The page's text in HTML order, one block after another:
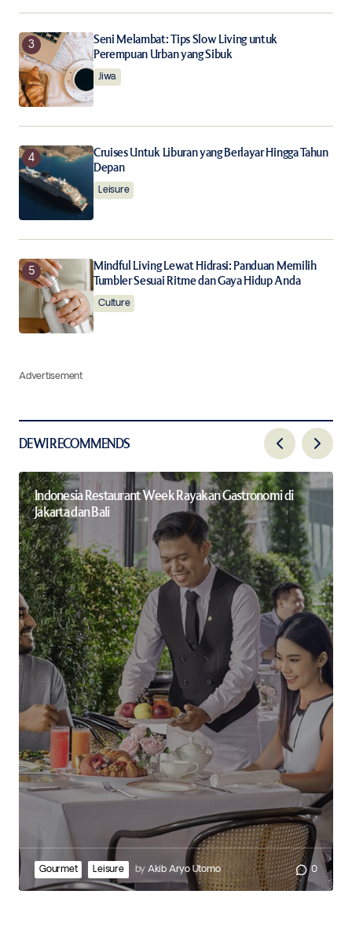
Seni Melambat: Tips Slow Living untuk
Perempuan Urban yang Sibuk
Jiwa
Cruises Untuk Liburan yang Berlayar Hingga Tahun
Depan
Leisure
Mindful Living Lewat Hidrasi: Panduan Memilih
Tumbler Sesuai Ritme dan Gaya Hidup Anda
Culture
Advertisement
DEWI RECOMMENDS
Indonesia Restaurant Week Rayakan Gastronomi di
Jakarta dan Bali
Gourmet Leisure by Akib Aryo Utomo 0